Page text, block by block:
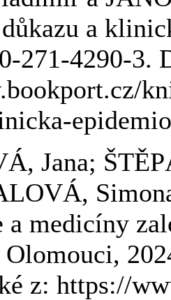
a
271-4290-3.
Jana;
a medicíny
Olomouci,
z: https://